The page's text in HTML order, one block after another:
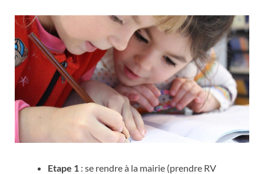
Etape 1 : se rendre à la mairie (prendre RV